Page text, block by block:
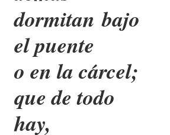
dormitan bajo
el puente
o en la cárcel;
que de todo
hay,